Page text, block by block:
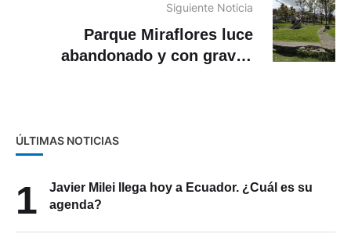
Siguiente Noticia
Parque Miraflores luce
abandonado y con graves
ÚLTIMAS NOTICIAS
1
Javier Milei llega hoy a Ecuador. ¿Cuál es su
agenda?